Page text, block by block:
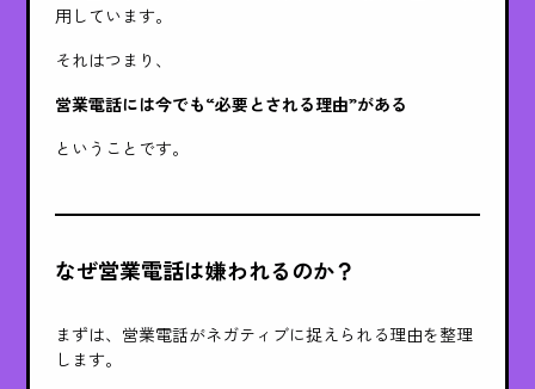
用しています。
それはつまり、
営業電話には今でも“必要とされる理由”がある
ということです。
なぜ営業電話は嫌われるのか？
まずは、営業電話がネガティブに捉えられる理由を整理
します。